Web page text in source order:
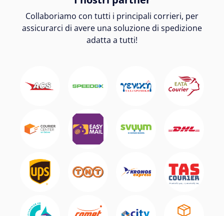
Collaboriamo con tutti i principali corrieri, per
assicurarci di avere una soluzione di spedizione
adatta a tutti!